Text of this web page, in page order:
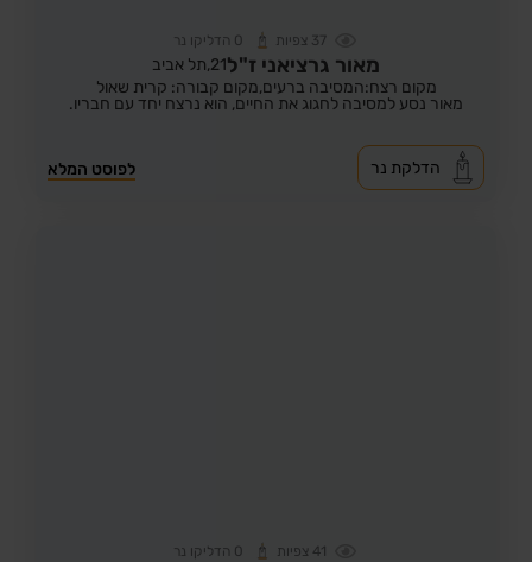
37 צפיות 0 הדליקו נר
מאור גרציאני ז"ל21, תל אביב
מקום רצח:המסיבה ברעים,מקום קבורה: קרית שאול
מאור נסע למסיבה לחגוג את החיים, הוא נרצח יחד עם חבריו.
לפוסט המלא הדלקת נר
41 צפיות 0 הדליקו נר